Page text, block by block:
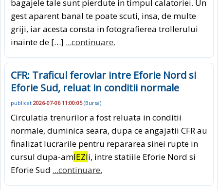
bagajele tale sunt pierdute in timpul calatoriei. Un
gest aparent banal te poate scuti, insa, de multe
griji, iar acesta consta in fotografierea trollerului
inainte de […] ...continuare.
CFR: Traficul feroviar intre Eforie Nord si
Eforie Sud, reluat in conditii normale
publicat 2026-07-06 11:00:05(Bursa)
Circulatia trenurilor a fost reluata in conditii
normale, duminica seara, dupa ce angajatii CFR au
finalizat lucrarile pentru repararea sinei rupte in
cursul dupa-amIEZIi, intre statiile Eforie Nord si
Eforie Sud ...continuare.